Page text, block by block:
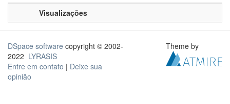
Visualizações
DSpace software copyright © 2002-
2022 LYRASIS
Entre em contato | Deixe sua
opinião
Theme by